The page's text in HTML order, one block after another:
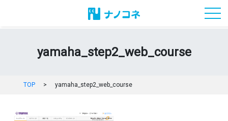
yamaha_step2_web_course
TOP > yamaha_step2_web_course